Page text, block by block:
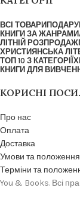
ВСІ ТОВАРИ
КНИГИ ЗА ЖАНРАМИ
ЛІТНІЙ РОЗПРОДАЖ
ХРИСТИЯНСЬКА
ТОП 10 З КАТЕГОРІЇ
КНИГИ ДЛЯ
КОРИСНІ
Про нас
Оплата
Доставка
Умови та
Терміни та
You & Books. Всі